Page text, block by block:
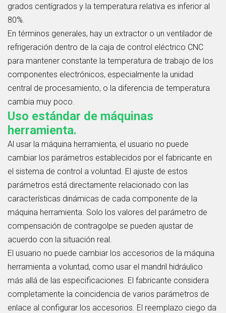
grados centígrados y la temperatura relativa es inferior al
80%.
En términos generales, hay un extractor o un ventilador de
refrigeración dentro de la caja de control eléctrico CNC
para mantener constante la temperatura de trabajo de los
componentes electrónicos, especialmente la unidad
central de procesamiento, o la diferencia de temperatura
cambia muy poco.
Uso estándar de máquinas
herramienta.
Al usar la máquina herramienta, el usuario no puede
cambiar los parámetros establecidos por el fabricante en
el sistema de control a voluntad. El ajuste de estos
parámetros está directamente relacionado con las
características dinámicas de cada componente de la
máquina herramienta. Solo los valores del parámetro de
compensación de contragolpe se pueden ajustar de
acuerdo con la situación real.
El usuario no puede cambiar los accesorios de la máquina
herramienta a voluntad, como usar el mandril hidráulico
más allá de las especificaciones. El fabricante considera
completamente la coincidencia de varios parámetros de
enlace al configurar los accesorios. El reemplazo ciego da